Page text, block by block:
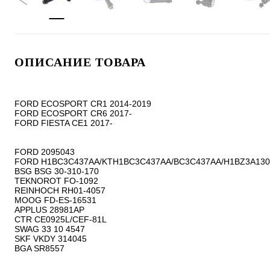
ОПИСАНИЕ ТОВАРА
FORD ECOSPORT CR1 2014-2019
FORD ECOSPORT CR6 2017-
FORD FIESTA CE1 2017-
FORD 2095043
FORD H1BC3C437AA/KTH1BC3C437AA/BC3C437AA/
BSG BSG 30-310-170
TEKNOROT FO-1092
REINHOCH RH01-4057
MOOG FD-ES-16531
APPLUS 28981AP
CTR CE0925L/CEF-81L
SWAG 33 10 4547
SKF VKDY 314045
BGA SR8557